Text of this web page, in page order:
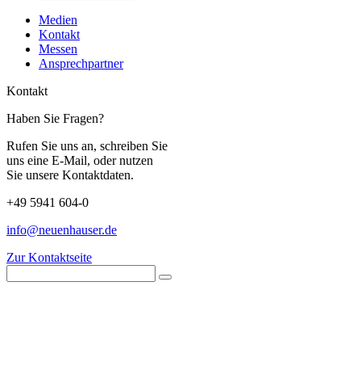
Medien
Kontakt
Messen
Ansprechpartner
Kontakt
Haben Sie Fragen?
Rufen Sie uns an, schreiben Sie
uns eine E-Mail, oder nutzen
Sie unsere Kontaktdaten.
+49 5941 604-0
info@neuenhauser.de
Zur Kontaktseite